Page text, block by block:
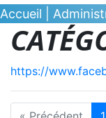
Accueil
https://